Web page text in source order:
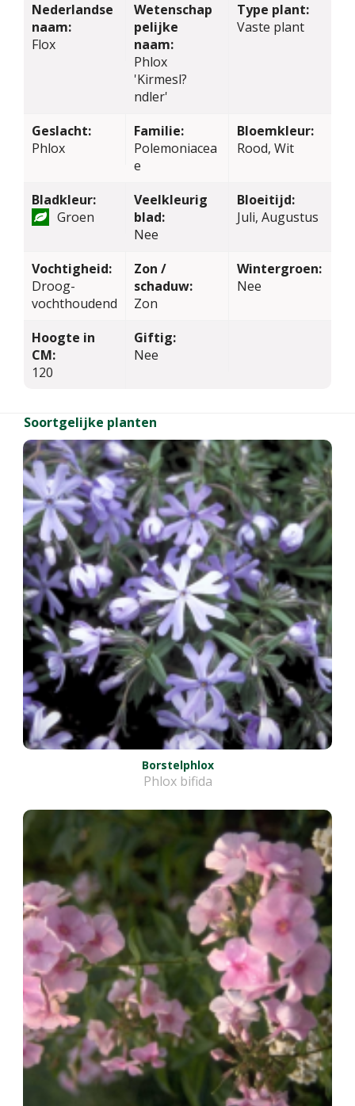
Nederlandse
naam:
Flox
Wetenschap
pelijke
naam:
Phlox
'Kirmesl?
ndler'
Type plant:
Vaste plant
Geslacht:
Phlox
Familie:
Polemoniacea
e
Bloemkleur:
Rood, Wit
Bladkleur:
Groen
Veelkleurig
blad:
Nee
Bloeitijd:
Juli, Augustus
Vochtigheid:
Droog-
vochthoudend
Zon /
schaduw:
Zon
Wintergroen:
Nee
Hoogte in
CM:
120
Giftig:
Nee
Soortgelijke planten
Borstelphlox
Phlox bifida